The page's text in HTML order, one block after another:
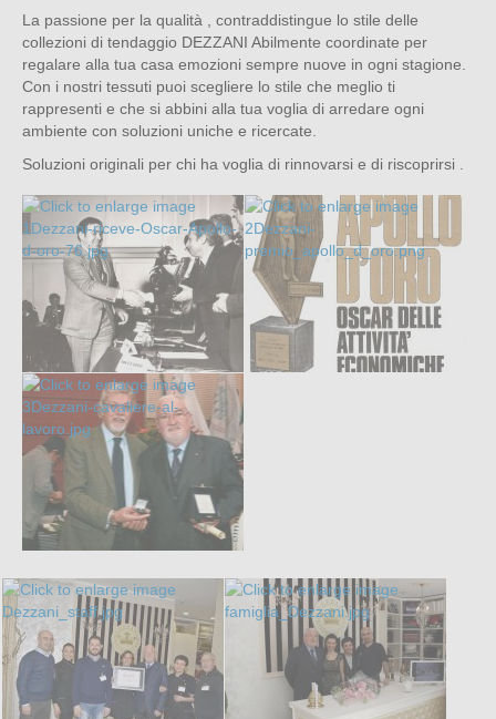
La passione per la qualità , contraddistingue lo stile delle
collezioni di tendaggio DEZZANI Abilmente coordinate per
regalare alla tua casa emozioni sempre nuove in ogni stagione.
Con i nostri tessuti puoi scegliere lo stile che meglio ti
rappresenti e che si abbini alla tua voglia di arredare ogni
ambiente con soluzioni uniche e ricercate.
Soluzioni originali per chi ha voglia di rinnovarsi e di riscoprirsi .